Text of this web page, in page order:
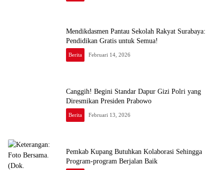
Mendikdasmen Pantau Sekolah Rakyat Surabaya:
Pendidikan Gratis untuk Semua!
Berita Februari 14, 2026
Canggih! Begini Standar Dapur Gizi Polri yang
Diresmikan Presiden Prabowo
Berita Februari 13, 2026
Pemkab Kupang Butuhkan Kolaborasi Sehingga
Program-program Berjalan Baik